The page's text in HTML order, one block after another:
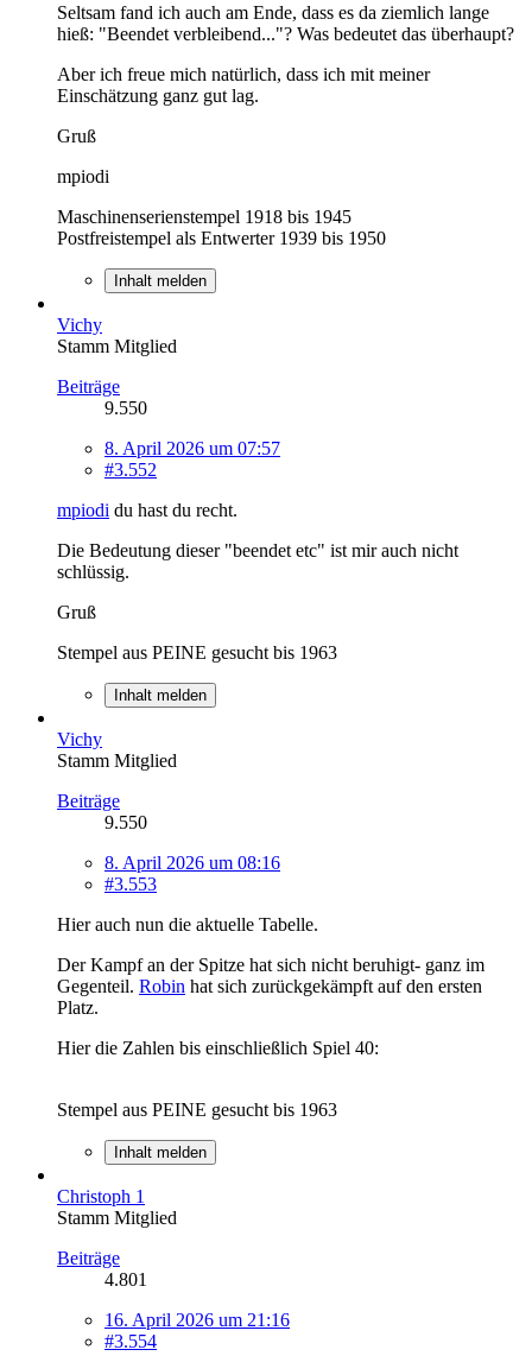
Seltsam fand ich auch am Ende, dass es da ziemlich lange
hieß: "Beendet verbleibend..."? Was bedeutet das überhaupt?
Aber ich freue mich natürlich, dass ich mit meiner
Einschätzung ganz gut lag.
Gruß
mpiodi
Maschinenserienstempel 1918 bis 1945
Postfreistempel als Entwerter 1939 bis 1950
Inhalt melden
Vichy
Stamm Mitglied
Beiträge
9.550
8. April 2026 um 07:57
#3.552
mpiodi du hast du recht.
Die Bedeutung dieser "beendet etc" ist mir auch nicht
schlüssig.
Gruß
Stempel aus PEINE gesucht bis 1963
Inhalt melden
Vichy
Stamm Mitglied
Beiträge
9.550
8. April 2026 um 08:16
#3.553
Hier auch nun die aktuelle Tabelle.
Der Kampf an der Spitze hat sich nicht beruhigt- ganz im
Gegenteil. Robin hat sich zurückgekämpft auf den ersten
Platz.
Hier die Zahlen bis einschließlich Spiel 40:
Stempel aus PEINE gesucht bis 1963
Inhalt melden
Christoph 1
Stamm Mitglied
Beiträge
4.801
16. April 2026 um 21:16
#3.554